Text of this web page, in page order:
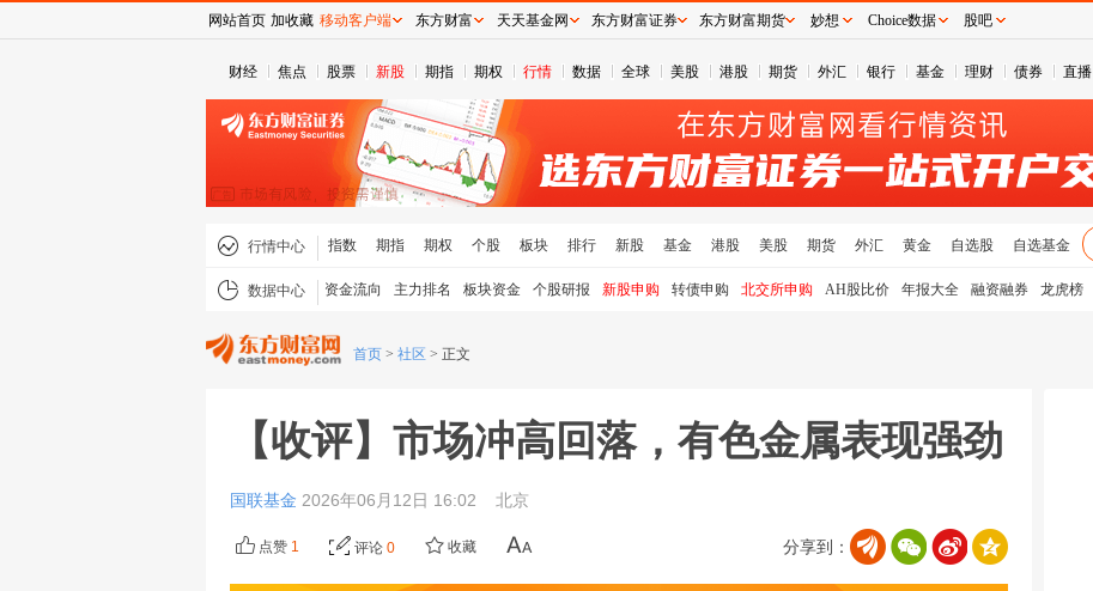
财经 焦点 股票 新股 期指 期权 行情 数据 全球 美股 港股 期货 外汇 银行 基金 理财 债券 直播
行情中心 指数 期指 期权 个股 板块 排行 新股 基金 港股 美股 期货 外汇 黄金 自选股 自选基金
数据中心 资金流向 主力排名 板块资金 个股研报 新股申购 转债申购 北交所申购 AH股比价 年报大全 融资融券 龙虎榜
首页 > 社区 > 正文
【收评】市场冲高回落，有色金属表现强劲
国联基金 2026年06月12日 16:02 北京
分享到：
点赞 1 评论 0 收藏
网站首页 加收藏 移动客户端 东方财富 天天基金网 东方财富证券 东方财富期货 妙想 Choice数据 股吧